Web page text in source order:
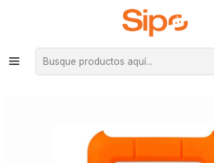
¡Compra hasta mediodía y recibe hoy! De lunes a
Santiago. Envío gratis desde $29.990
Computación y Gamers Almacenamiento
Disco duro externo Lacie Ruged